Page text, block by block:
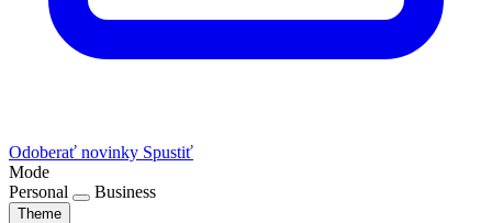
Odoberať novinky Spustiť
Mode
Personal
Business
Theme